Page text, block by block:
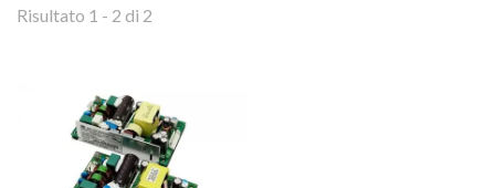
Risultato 1 - 2 di 2